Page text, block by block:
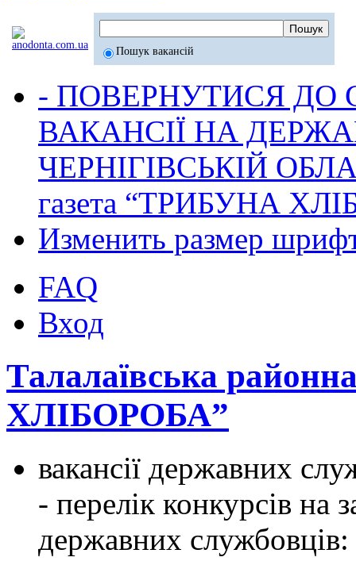
Пошук вакансій
- ПОВЕРНУТИСЯ ДО
ВАКАНСІЇ НА
ЧЕРНІГІВСЬКІЙ
газета “ТРИБУНА
Изменить размер
FAQ
Вход
Талалаївська
ХЛІБОРОБА”
вакансії державних
- перелік конкурсів на
державних службовців: